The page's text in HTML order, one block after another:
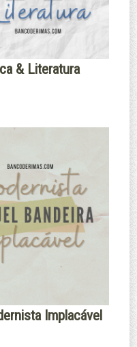
& Literatura
Implacável